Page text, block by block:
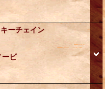
ーチェイン
ービ